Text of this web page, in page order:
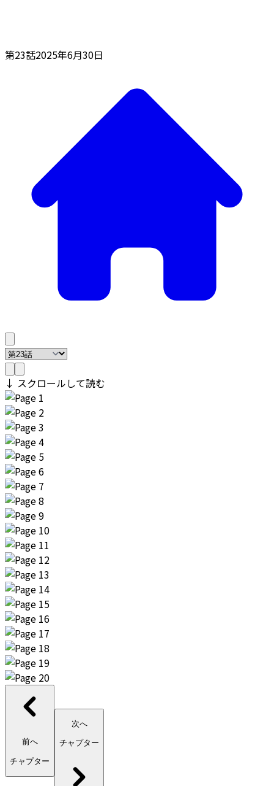
第23話2025年6月30日
↓ スクロールして読む
前へ
チャプター
次へ
チャプター